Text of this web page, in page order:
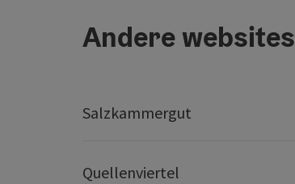
Andere websites
Salzkammergut
Quellenviertel